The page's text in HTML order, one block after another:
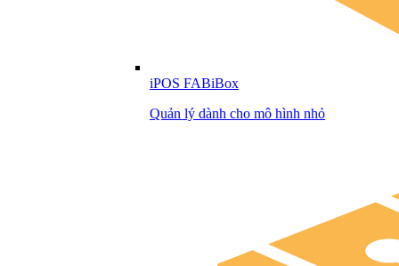
iPOS FABiBox
Quản lý dành cho mô hình nhỏ